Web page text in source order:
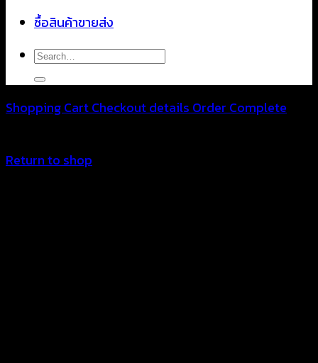
ซื้อสินค้าขายส่ง
Search
for:
Shopping CartCheckout details Order Complete
Return to shop